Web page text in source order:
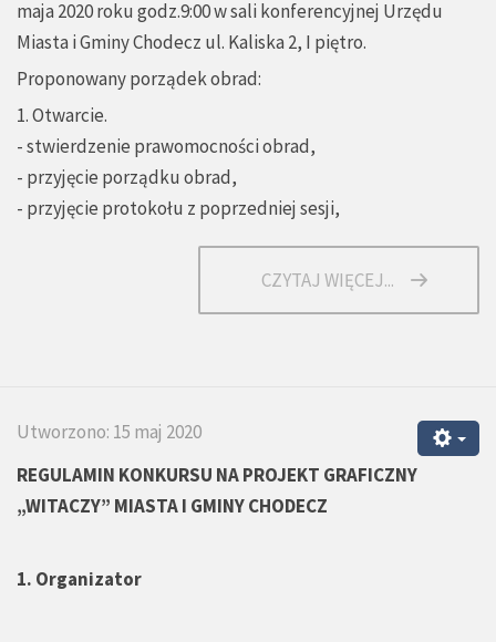
maja 2020 roku godz.9:00 w sali konferencyjnej Urzędu
Miasta i Gminy Chodecz ul. Kaliska 2, I piętro.
Proponowany porządek obrad:
1. Otwarcie.
- stwierdzenie prawomocności obrad,
- przyjęcie porządku obrad,
- przyjęcie protokołu z poprzedniej sesji,
CZYTAJ WIĘCEJ...
Utworzono: 15 maj 2020
REGULAMIN KONKURSU NA PROJEKT GRAFICZNY
„WITACZY” MIASTA I GMINY CHODECZ
1. Organizator